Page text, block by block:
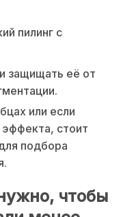
пилинг с
защищать её от
или если
стоит
подбора
чтобы